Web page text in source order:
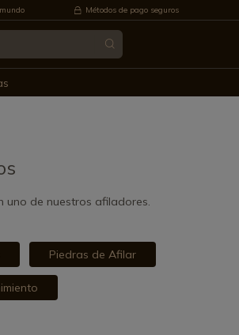
Métodos de pago seguros
uno de nuestros afiladores.
Piedras de Afilar